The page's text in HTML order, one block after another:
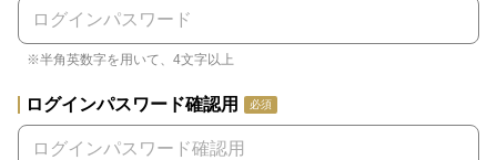
※半角英数字を用いて、4文字以上
ログインパスワード確認用 必須